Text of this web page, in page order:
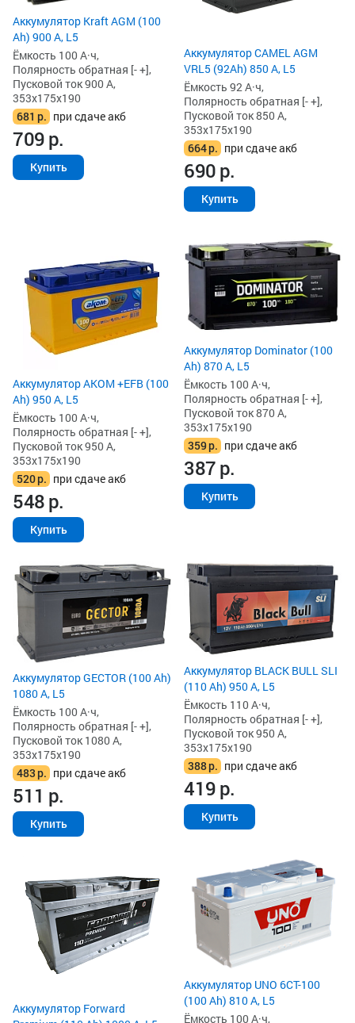
Аккумулятор Kraft AGM (100
Ah) 900 А, L5
Ёмкость 100 А·ч,
Полярность обратная [- +],
Пусковой ток 900 А,
353x175x190
681 р. при сдаче акб
709р.
Купить
Аккумулятор CAMEL AGM
VRL5 (92Ah) 850 А, L5
Ёмкость 92 А·ч,
Полярность обратная [- +],
Пусковой ток 850 А,
353x175x190
664р. при сдаче акб
690р.
Купить
Аккумулятор AKOM +EFB (100
Ah) 950 А, L5
Ёмкость 100 А·ч,
Полярность обратная [- +],
Пусковой ток 950 А,
353x175x190
520р. при сдаче акб
548р.
Купить
Аккумулятор Dominator (100
Ah) 870 А, L5
Ёмкость 100 А·ч,
Полярность обратная [- +],
Пусковой ток 870 А,
353x175x190
359р. при сдаче акб
387р.
Купить
Аккумулятор GECTOR (100 Ah)
1080 А, L5
Ёмкость 100 А·ч,
Полярность обратная [- +],
Пусковой ток 1080 А,
353x175x190
483р. при сдаче акб
511 р.
Купить
Аккумулятор BLACK BULL SLI
(110 Ah) 950 А, L5
Ёмкость 110 А·ч,
Полярность обратная [- +],
Пусковой ток 950 А,
353x175x190
388р. при сдаче акб
419р.
Купить
Аккумулятор Forward
Аккумулятор UNO 6CT-100
(100 Ah) 810 А, L5
Ёмкость 100 А·ч,